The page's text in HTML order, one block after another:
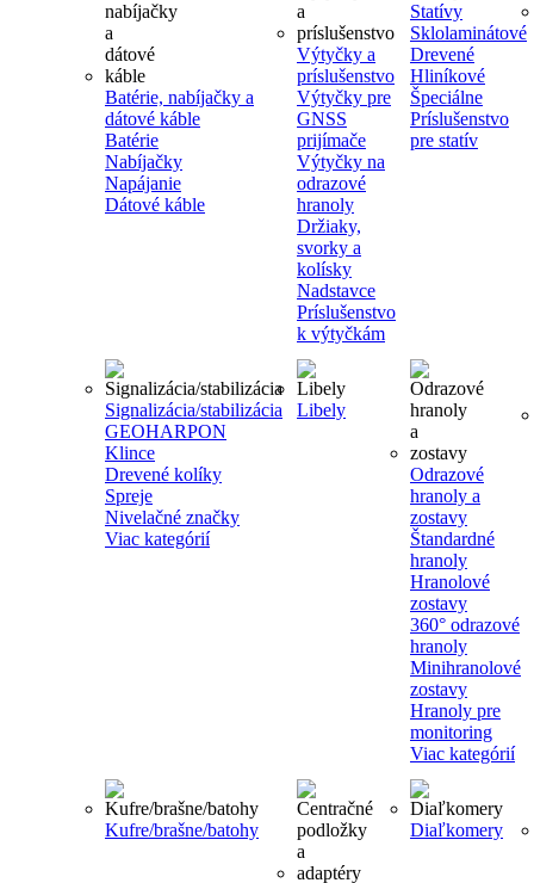
Batérie, nabíjačky a
dátové káble
Batérie
Nabíjačky
Napájanie
Dátové káble
Výtyčky a
príslušenstvo
Výtyčky pre
GNSS
prijímače
Výtyčky na
odrazové
hranoly
Držiaky,
svorky a
kolísky
Nadstavce
Príslušenstvo
k výtyčkám
Statívy
Sklolaminátové
Drevené
Hliníkové
Špeciálne
Príslušenstvo
pre statív
Signalizácia/stabilizácia
GEOHARPON
Klince
Drevené kolíky
Spreje
Nivelačné značky
Viac kategórií
Libely
Odrazové
hranoly a
zostavy
Štandardné
hranoly
Hranolové
zostavy
360° odrazové
hranoly
Minihranolové
zostavy
Hranoly pre
monitoring
Viac kategórií
Kufre/brašne/batohy Diaľkomery